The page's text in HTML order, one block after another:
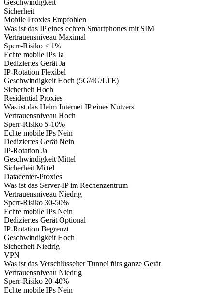
Geschwindigkeit
Sicherheit
Mobile Proxies Empfohlen
Was ist das IP eines echten Smartphones mit SIM
Vertrauensniveau Maximal
Sperr-Risiko < 1%
Echte mobile IPs Ja
Dediziertes GerätJa
IP-Rotation Flexibel
GeschwindigkeitHoch (5G/4G/LTE)
SicherheitHoch
Residential Proxies
Was ist das Heim-Internet-IP eines Nutzers
Vertrauensniveau Hoch
Sperr-Risiko 5-10%
Echte mobile IPs Nein
Dediziertes GerätNein
IP-Rotation Ja
GeschwindigkeitMittel
SicherheitMittel
Datacenter-Proxies
Was ist das Server-IP im Rechenzentrum
Vertrauensniveau Niedrig
Sperr-Risiko 30-50%
Echte mobile IPs Nein
Dediziertes GerätOptional
IP-Rotation Begrenzt
GeschwindigkeitHoch
SicherheitNiedrig
VPN
Was ist das Verschlüsselter Tunnel fürs ganze Gerät
Vertrauensniveau Niedrig
Sperr-Risiko 20-40%
Echte mobile IPs Nein